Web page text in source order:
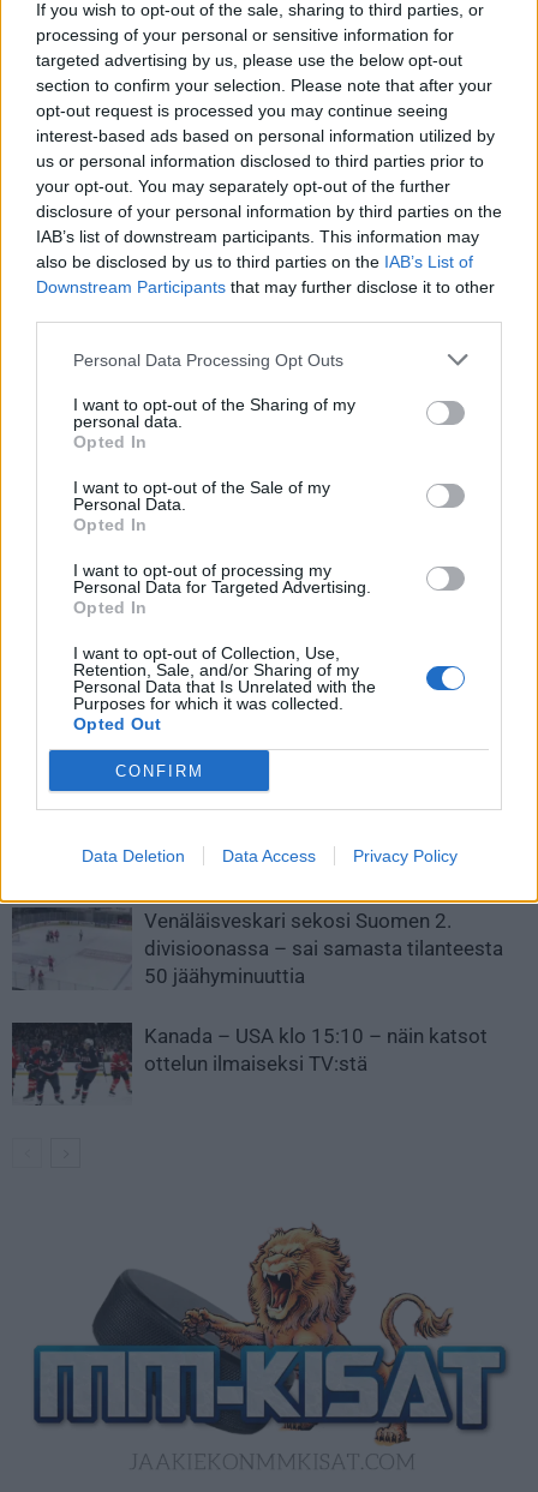
If you wish to opt-out of the sale, sharing to third parties, or
processing of your personal or sensitive information for
targeted advertising by us, please use the below opt-out
section to confirm your selection. Please note that after your
opt-out request is processed you may continue seeing
interest-based ads based on personal information utilized by
us or personal information disclosed to third parties prior to
your opt-out. You may separately opt-out of the further
disclosure of your personal information by third parties on the
IAB’s list of downstream participants. This information may
also be disclosed by us to third parties on the IAB’s List of
Downstream Participants that may further disclose it to other
Personal Data Processing Opt Outs
I want to opt-out of the Sharing of my
personal data.
Opted In
I want to opt-out of the Sale of my
Personal Data.
Opted In
I want to opt-out of processing my
Personal Data for Targeted Advertising.
Opted In
I want to opt-out of Collection, Use,
Retention, Sale, and/or Sharing of my
Personal Data that Is Unrelated with the
Purposes for which it was collected.
Opted Out
CONFIRM
Data Deletion Data Access Privacy Policy
Rögle BK (SWE) − Stavanger Oilers (NOR)
Red Bull München (GER) − Ilves (FIN)
Lukko (FIN) − Sparta Praha (CZE)
Luleå Hockey (SWE) − Eisbären Berlin (GER)
Adler Mannheim (GER) − Brûleurs de Loups (FRA)
Frölunda Indians (SWE) − Neman Grodno (BLR)
HC Bolzano (ITA/AUT) − EHC Biel-Bienne (SUI)
Färjestads BK (SWE) − Cardiff Devils (GBR)
HC Davos (SUI) − Vienna Capitals (AUT)
EV Zug (SUI) − Skellefteå AIK (SWE)
ZSC Lions (SUI) − SønderjyskE (DEN)
Edellinen artikkeli
Anton Lundell sai NHL-seuralta
että leijona”
Seuraava artikkeli
Leijonat julkisti ketjut Sveitsi-peliin –
kaukaloon
Venäläisveskari sekosi Suomen 2.
divisioonassa – sai samasta tilanteesta
50 jäähyminuuttia
Kanada – USA klo 15:10 – näin katsot
ottelun ilmaiseksi TV:stä